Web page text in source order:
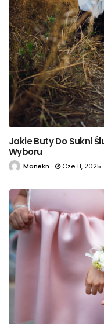
Jakie Buty Do Sukni
Wyboru
Manekn Cze 11, 2025